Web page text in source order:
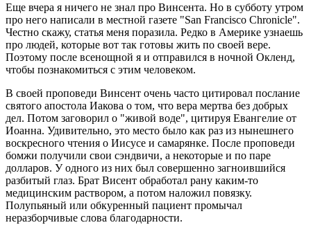
Еще вчера я ничего не знал про Винсента. Но в субботу утром
про него написали в местной газете "San Francisco Chronicle".
Честно скажу, статья меня поразила. Редко в Америке узнаешь
про людей, которые вот так готовы жить по своей вере.
Поэтому после всенощной я и отправился в ночной Окленд,
чтобы познакомиться с этим человеком.
В своей проповеди Винсент очень часто цитировал послание
святого апостола Иакова о том, что вера мертва без добрых
дел. Потом заговорил о "живой воде", цитируя Евангелие от
Иоанна. Удивительно, это место было как раз из нынешнего
воскресного чтения о Иисусе и самарянке. После проповеди
бомжи получили свои сэндвичи, а некоторые и по паре
долларов. У одного из них был совершенно загноившийся
разбитый глаз. Брат Висент обработал рану каким-то
медицинским раствором, а потом наложил повязку.
Полупьяный или обкуренный пациент промычал
неразборчивые слова благодарности.